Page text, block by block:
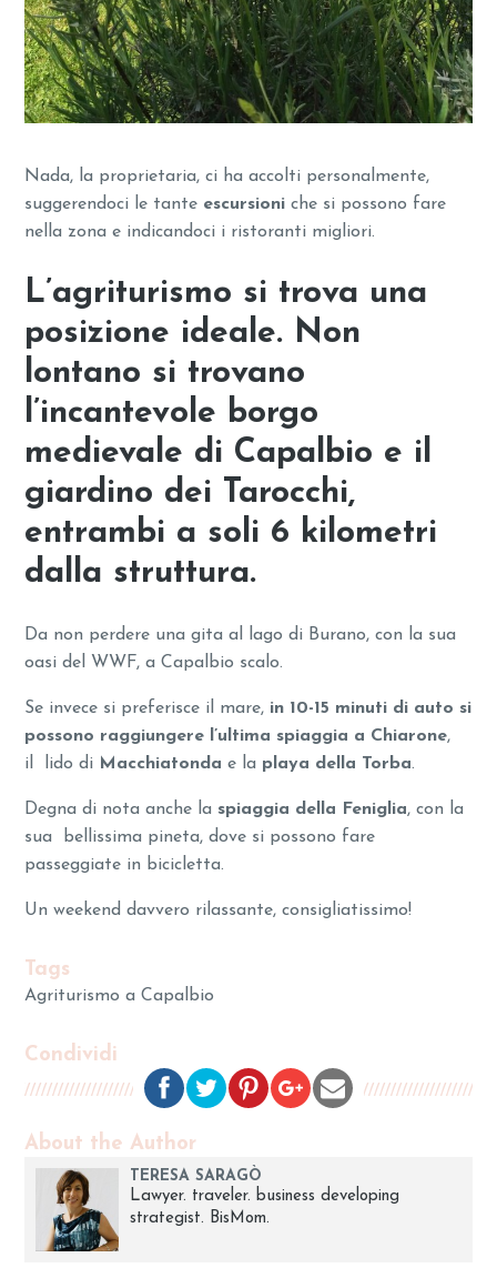
Nada, la proprietaria, ci ha accolti personalmente,
suggerendoci le tante escursioni che si possono fare
nella zona e indicandoci i ristoranti migliori.
L’agriturismo si trova una
posizione ideale. Non
lontano si trovano
l’incantevole borgo
medievale di Capalbio e il
giardino dei Tarocchi,
entrambi a soli 6 kilometri
dalla struttura.
Da non perdere una gita al lago di Burano, con la sua
oasi del WWF, a Capalbio scalo.
Se invece si preferisce il mare, in 10-15 minuti di auto si
possono raggiungere l’ultima spiaggia a Chiarone,
il lido di Macchiatonda e la playa della Torba.
Degna di nota anche la spiaggia della Feniglia, con la
sua bellissima pineta, dove si possono fare
passeggiate in bicicletta.
Un weekend davvero rilassante, consigliatissimo!
Tags
Agriturismo a Capalbio
Condividi
About the Author
TERESA SARAGÒ
Lawyer. traveler. business developing
strategist. BisMom.